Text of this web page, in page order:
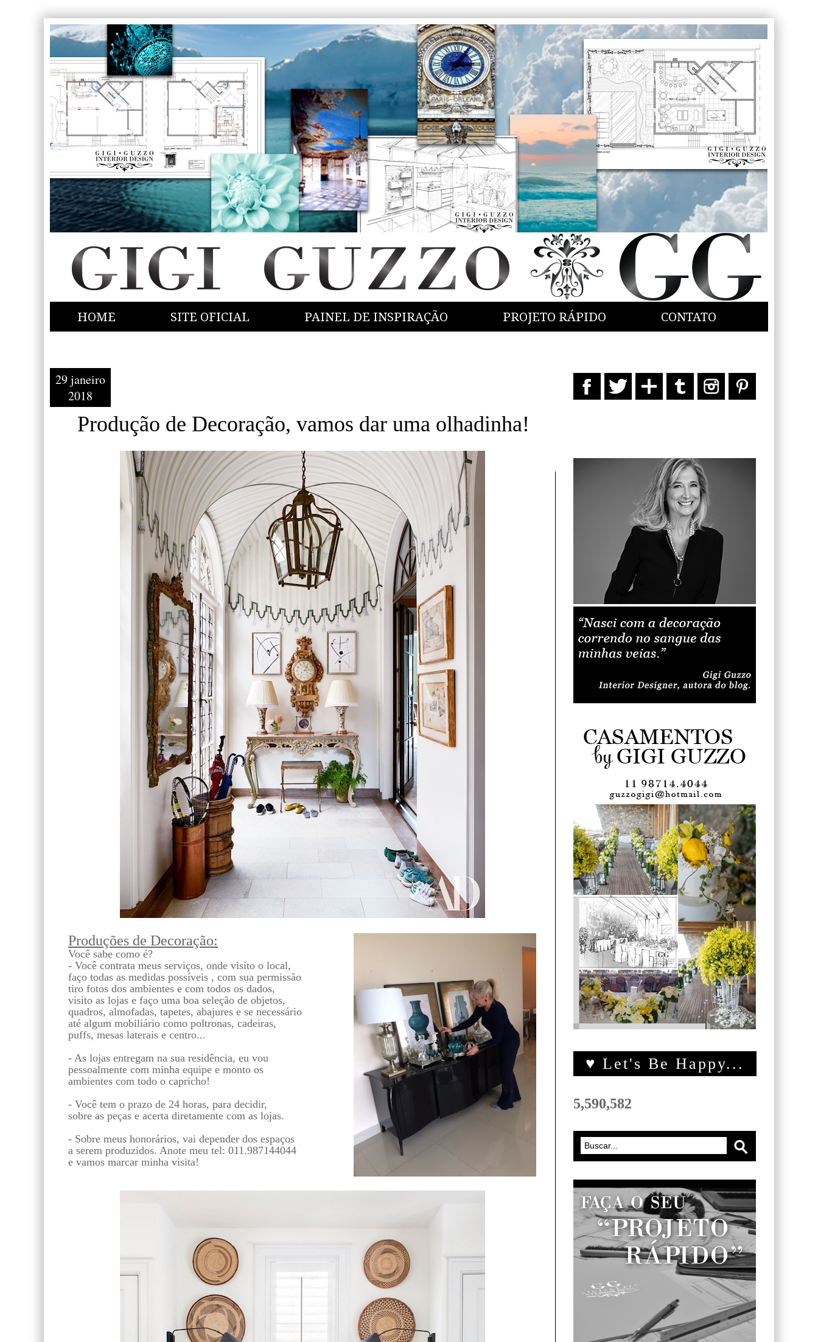
HOME SITE OFICIAL PAINEL DE INSPIRAÇÃO PROJETO RÁPIDO CONTATO
29 janeiro
2018
Produção de Decoração, vamos dar uma olhadinha!
Produções de Decoração:
Você sabe como é?
- Você contrata meus serviços, onde visito o local,
faço todas as medidas possíveis , com sua permissão
tiro fotos dos ambientes e com todos os dados,
visito as lojas e faço uma boa seleção de objetos,
quadros, almofadas, tapetes, abajures e se necessário
até algum mobiliário como poltronas, cadeiras,
puffs, mesas laterais e centro...
- As lojas entregam na sua residência, eu vou
pessoalmente com minha equipe e monto os
ambientes com todo o capricho!
- Você tem o prazo de 24 horas, para decidir,
sobre as peças e acerta diretamente com as lojas.
- Sobre meus honorários, vai depender dos espaços
a serem produzidos. Anote meu tel: 011.987144044
e vamos marcar minha visita!
♥ Let's Be Happy...
5,590,582